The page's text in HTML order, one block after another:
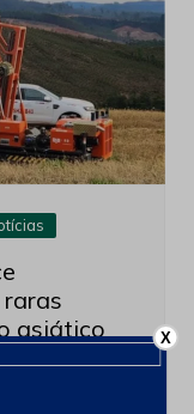
asiático
X